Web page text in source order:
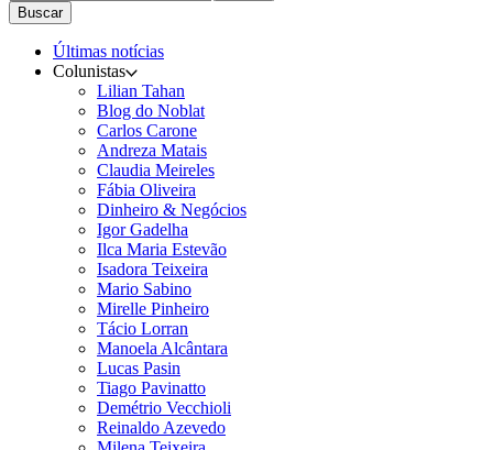
Buscar
Últimas notícias
Colunistas
Lilian Tahan
Blog do Noblat
Carlos Carone
Andreza Matais
Claudia Meireles
Fábia Oliveira
Dinheiro & Negócios
Igor Gadelha
Ilca Maria Estevão
Isadora Teixeira
Mario Sabino
Mirelle Pinheiro
Tácio Lorran
Manoela Alcântara
Lucas Pasin
Tiago Pavinatto
Demétrio Vecchioli
Reinaldo Azevedo